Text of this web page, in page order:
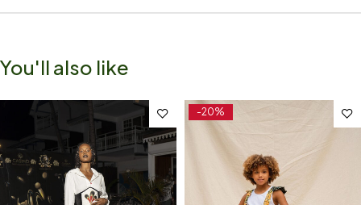
You'll also like
-20%